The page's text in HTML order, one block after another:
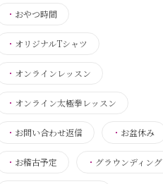
・ おやつ時間
・ オリジナルTシャツ
・ オンラインレッスン
・ オンライン太極拳レッスン
・ お問い合わせ返信 ・ お盆休み
・ お稽古予定 ・ グラウンディング